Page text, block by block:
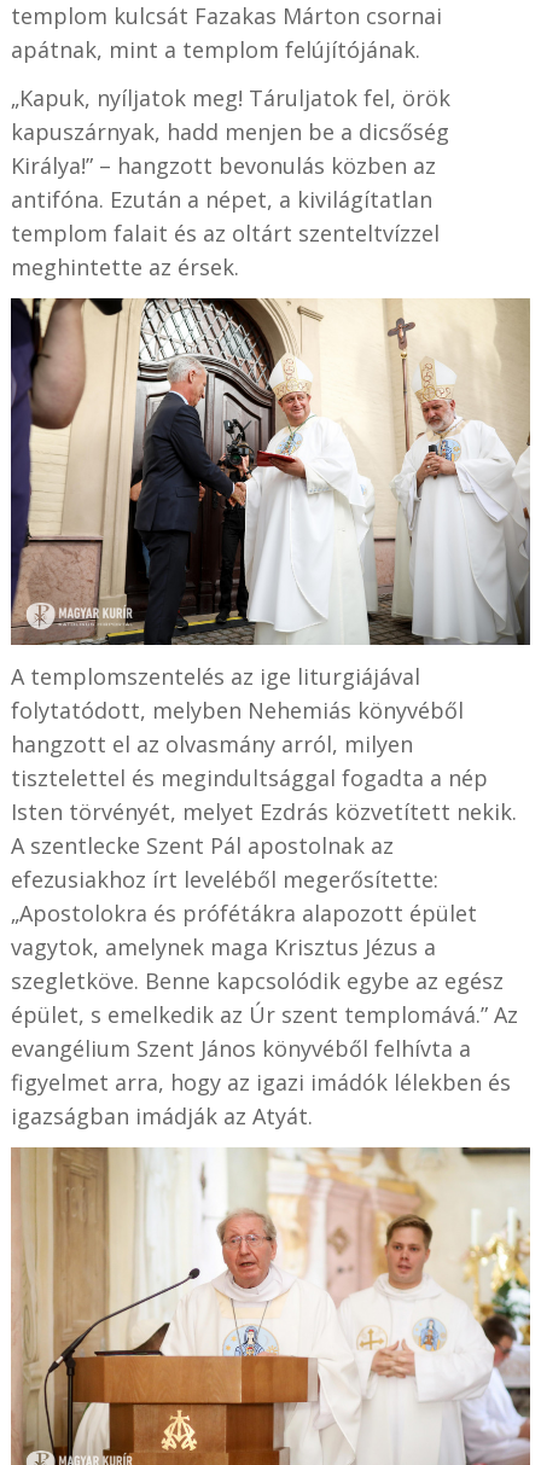
templom kulcsát Fazakas Márton csornai
apátnak, mint a templom felújítójának.
„Kapuk, nyíljatok meg! Táruljatok fel, örök
kapuszárnyak, hadd menjen be a dicsőség
Királya!” – hangzott bevonulás közben az
antifóna. Ezután a népet, a kivilágítatlan
templom falait és az oltárt szenteltvízzel
meghintette az érsek.
A templomszentelés az ige liturgiájával
folytatódott, melyben Nehemiás könyvéből
hangzott el az olvasmány arról, milyen
tisztelettel és megindultsággal fogadta a nép
Isten törvényét, melyet Ezdrás közvetített nekik.
A szentlecke Szent Pál apostolnak az
efezusiakhoz írt leveléből megerősítette:
„Apostolokra és prófétákra alapozott épület
vagytok, amelynek maga Krisztus Jézus a
szegletköve. Benne kapcsolódik egybe az egész
épület, s emelkedik az Úr szent templomává.” Az
evangélium Szent János könyvéből felhívta a
figyelmet arra, hogy az igazi imádók lélekben és
igazságban imádják az Atyát.